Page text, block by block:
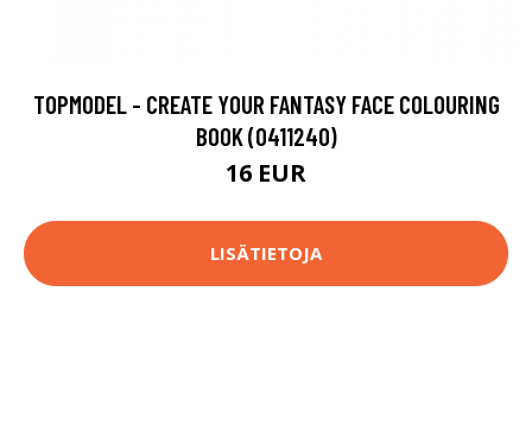
TOPMODEL - CREATE YOUR FANTASY FACE COLOURING
BOOK (0411240)
16 EUR
LISÄTIETOJA